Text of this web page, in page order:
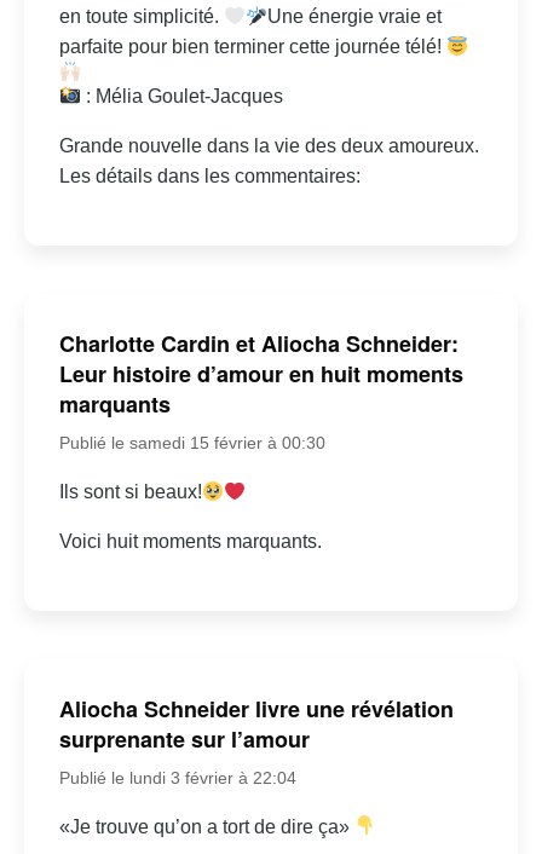
en toute simplicité.
Une énergie vraie et
parfaite pour bien terminer cette journée télé!
: Mélia Goulet-Jacques
Grande nouvelle dans la vie des deux amoureux.
Les détails dans les commentaires:
Charlotte Cardin et Aliocha Schneider:
Leur histoire d’amour en huit moments
marquants
Publié le samedi 15 février à 00:30
Ils sont si beaux!
Voici huit moments marquants.
Aliocha Schneider livre une révélation
surprenante sur l’amour
Publié le lundi 3 février à 22:04
«Je trouve qu’on a tort de dire ça»